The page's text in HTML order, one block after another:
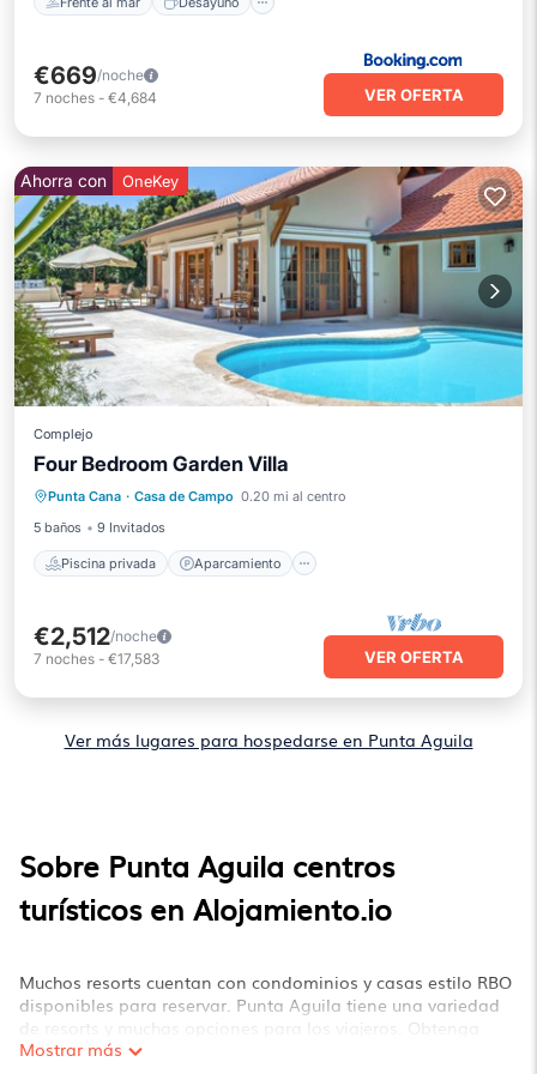
€669/noche
7 noches - €4,684 VER OFERTA
Ahorra con OneKey
Complejo
Four Bedroom Garden Villa
Punta Cana · Casa de Campo 0.20 mi al centro
5 baños
9 Invitados
Piscina privada Aparcamiento
Piscina privada
Aparcamiento
Piscina
Balcón/Terraza
€2,512/noche
7 noches - €17,583 VER OFERTA
Ver más lugares para hospedarse en Punta Aguila
Sobre Punta Aguila centros
turísticos en Alojamiento.io
Muchos resorts cuentan con condominios y casas estilo RBO
disponibles para reservar. Punta Aguila tiene una variedad
de resorts y muchas opciones para los viajeros. Obtenga
acceso a más de 12 resorts cerca de Punta Aguila, así como
Mostrar más